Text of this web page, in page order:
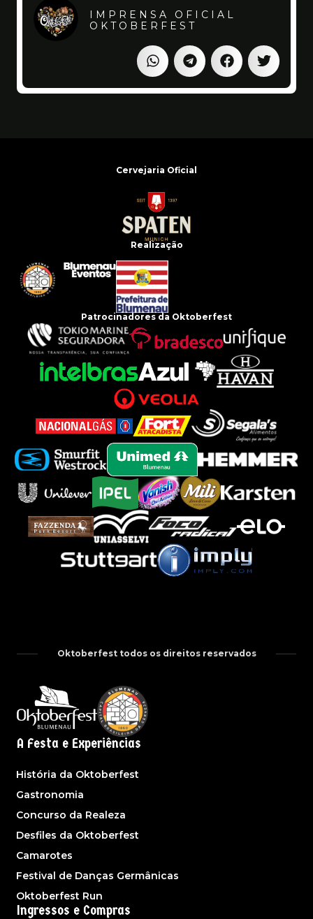
IMPRENSA OFICIAL
OKTOBERFEST
Cervejaria Oficial
Realização
Patrocinadores da Oktoberfest
Oktoberfest todos os direitos reservados
A Festa e Experiências
História da Oktoberfest
Gastronomia
Concurso da Realeza
Desfiles da Oktoberfest
Camarotes
Festival de Danças Germânicas
Oktoberfest Run
Ingressos e Compras